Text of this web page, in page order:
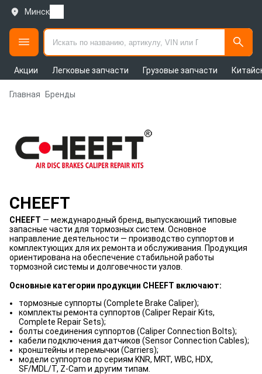
Минск
Акции Легковые запчасти Грузовые запчасти
Главная Бренды
CHEEFT
CHEEFT — международный бренд, выпускающий типовые
запасные части для тормозных систем. Основное
направление деятельности — производство суппортов и
комплектующих для их ремонта и обслуживания. Продукция
ориентирована на обеспечение стабильной работы
тормозной системы и долговечности узлов.
Основные категории продукции CHEEFT включают:
тормозные суппорты (Complete Brake Caliper);
комплекты ремонта суппортов (Caliper Repair Kits,
Complete Repair Sets);
болты соединения суппортов (Caliper Connection Bolts);
кабели подключения датчиков (Sensor Connection Cables);
кронштейны и перемычки (Carriers);
модели суппортов по сериям KNR, MRT, WBC, HDX,
SF/MDL/T, Z-Cam и другим типам.